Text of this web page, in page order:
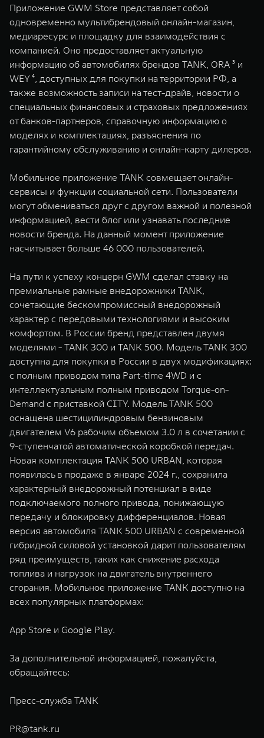
Приложение GWM Store представляет собой
одновременно мультибрендовый онлайн-магазин,
медиаресурс и площадку для взаимодействия с
компанией. Оно предоставляет актуальную
информацию об автомобилях брендов TANK, ORA ³ и
WEY ⁴, доступных для покупки на территории РФ, а
также возможность записи на тест-драйв, новости о
специальных финансовых и страховых предложениях
от банков-партнеров, справочную информацию о
моделях и комплектациях, разъяснения по
гарантийному обслуживанию и онлайн-карту дилеров.
Мобильное приложение TANK совмещает онлайн-
сервисы и функции социальной сети. Пользователи
могут обмениваться друг с другом важной и полезной
информацией, вести блог или узнавать последние
новости бренда. На данный момент приложение
насчитывает больше 46 000 пользователей.
На пути к успеху концерн GWM сделал ставку на
премиальные рамные внедорожники TANK,
сочетающие бескомпромиссный внедорожный
характер с передовыми технологиями и высоким
комфортом. В России бренд представлен двумя
моделями - TANK 300 и TANK 500. Модель TANK 300
доступна для покупки в России в двух модификациях:
с полным приводом типа Part-time 4WD и с
интеллектуальным полным приводом Torque-on-
Demand с приставкой CITY. Модель TANK 500
оснащена шестицилиндровым бензиновым
двигателем V6 рабочим объемом 3.0 л в сочетании с
9-ступенчатой автоматической коробкой передач.
Новая комплектация TANK 500 URBAN, которая
появилась в продаже в январе 2024 г., сохранила
характерный внедорожный потенциал в виде
подключаемого полного привода, понижающую
передачу и блокировку дифференциалов. Новая
версия автомобиля TANK 500 URBAN с современной
гибридной силовой установкой дарит пользователям
ряд преимуществ, таких как снижение расхода
топлива и нагрузок на двигатель внутреннего
сгорания. Мобильное приложение TANK доступно на
всех популярных платформах:
App Store и Google Play.
За дополнительной информацией, пожалуйста,
обращайтесь:
Пресс-служба TANK
PR@tank.ru